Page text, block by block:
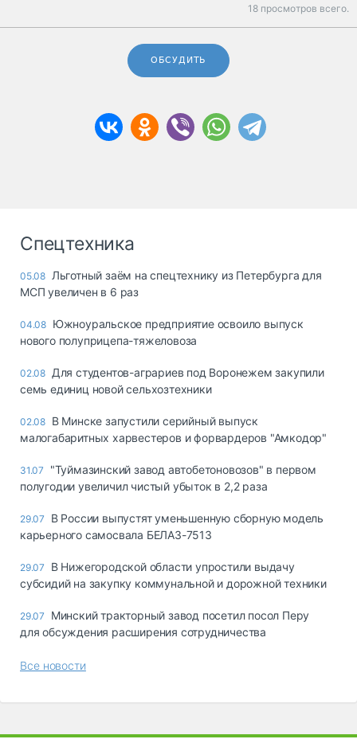
18 просмотров всего.
ОБСУДИТЬ
Спецтехника
05.08 Льготный заём на спецтехнику из Петербурга для
МСП увеличен в 6 раз
04.08 Южноуральское предприятие освоило выпуск
нового полуприцепа-тяжеловоза
02.08 Для студентов-аграриев под Воронежем закупили
семь единиц новой сельхозтехники
02.08 В Минске запустили серийный выпуск
малогабаритных харвестеров и форвардеров "Амкодор"
31.07
"Туймазинский завод автобетоновозов" в первом
полугодии увеличил чистый убыток в 2,2 раза
29.07
В России выпустят уменьшенную сборную модель
карьерного самосвала БЕЛАЗ-7513
29.07
В Нижегородской области упростили выдачу
субсидий на закупку коммунальной и дорожной техники
29.07
Минский тракторный завод посетил посол Перу
для обсуждения расширения сотрудничества
Все новости